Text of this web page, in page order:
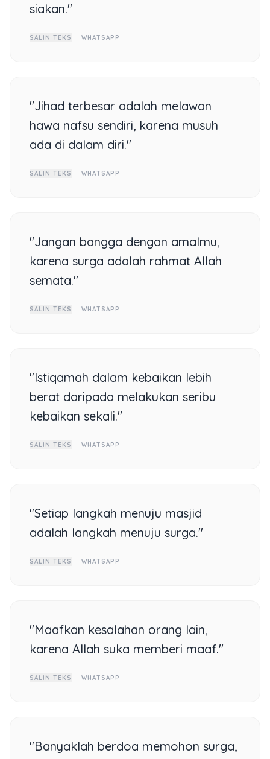
siakan."
SALIN TEKS WHATSAPP
"Jihad terbesar adalah melawan
hawa nafsu sendiri, karena musuh
ada di dalam diri."
SALIN TEKS WHATSAPP
"Jangan bangga dengan amalmu,
karena surga adalah rahmat Allah
semata."
SALIN TEKS WHATSAPP
"Istiqamah dalam kebaikan lebih
berat daripada melakukan seribu
kebaikan sekali."
SALIN TEKS WHATSAPP
"Setiap langkah menuju masjid
adalah langkah menuju surga."
SALIN TEKS WHATSAPP
"Maafkan kesalahan orang lain,
karena Allah suka memberi maaf."
SALIN TEKS WHATSAPP
"Banyaklah berdoa memohon surga,